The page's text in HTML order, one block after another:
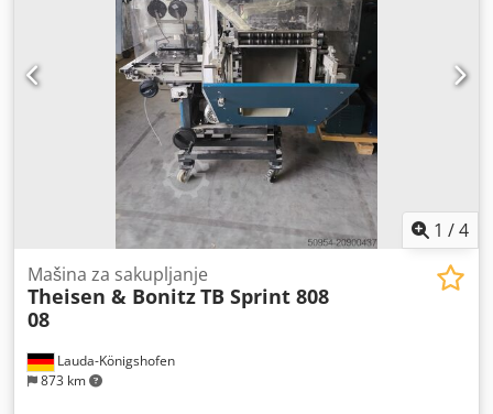
1 /4
Lauda-Königshofen
873 km
Mašina za sakupljanje
Theisen & BonitzTB Sprint 808
08